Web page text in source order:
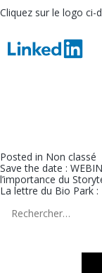
Cliquez sur le logo ci-
Posted in Non classé
Navigation
de
l’article
Save the date :
l’importance du
La lettre du Bio Park